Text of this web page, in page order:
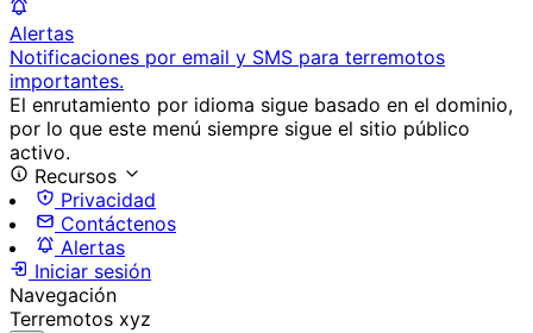
Alertas
Notificaciones por email y SMS para terremotos
importantes.
El enrutamiento por idioma sigue basado en el dominio,
por lo que este menú siempre sigue el sitio público
activo.
Recursos
Privacidad
Contáctenos
Alertas
Iniciar sesión
Navegación
Terremotos xyz